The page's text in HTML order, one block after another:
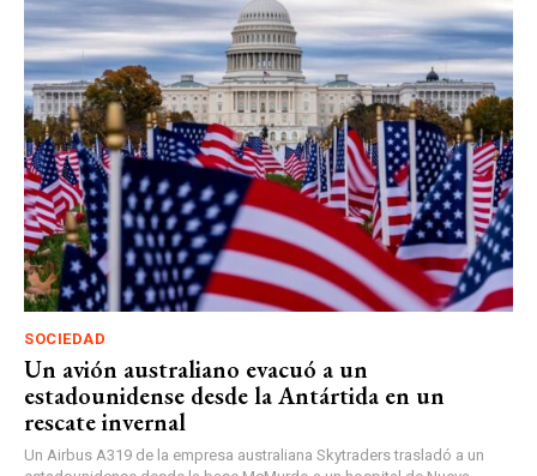
SOCIEDAD
Un avión australiano evacuó a un
estadounidense desde la Antártida en un
rescate invernal
Un Airbus A319 de la empresa australiana Skytraders trasladó a un